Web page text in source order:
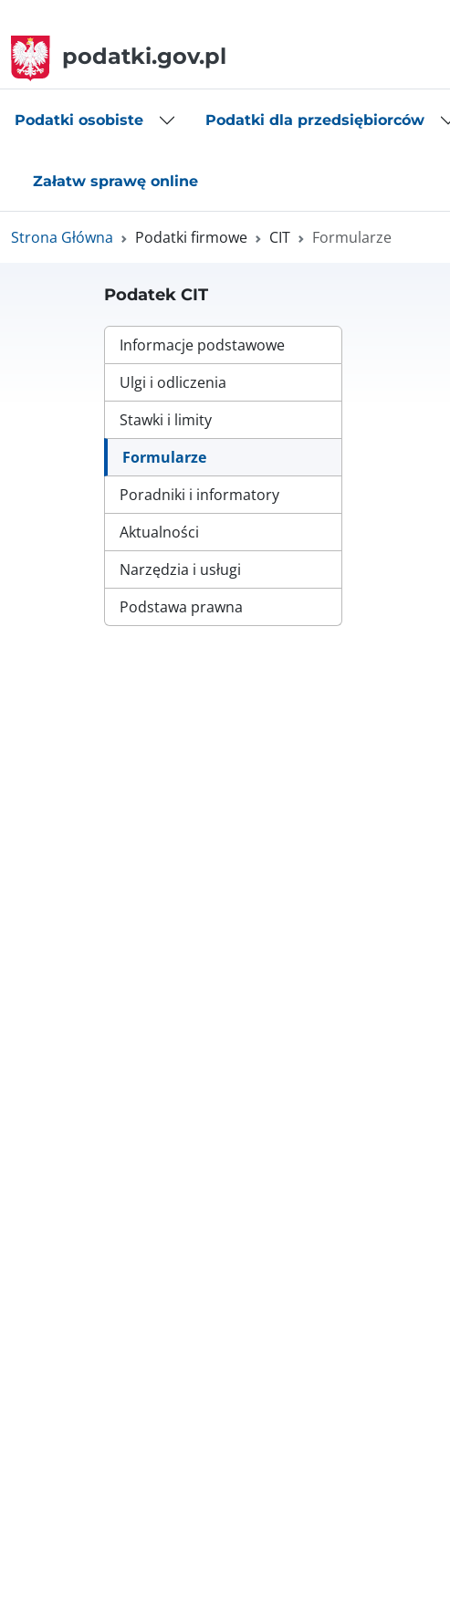
podatki.gov.pl
Podatki osobiste Podatki dla przedsiębiorców
Załatw sprawę online
Strona Główna Podatki firmowe CIT Formularze
Podatek CIT
Informacje podstawowe
Ulgi i odliczenia
Stawki i limity
Formularze
Poradniki i informatory
Aktualności
Narzędzia i usługi
Podstawa prawna